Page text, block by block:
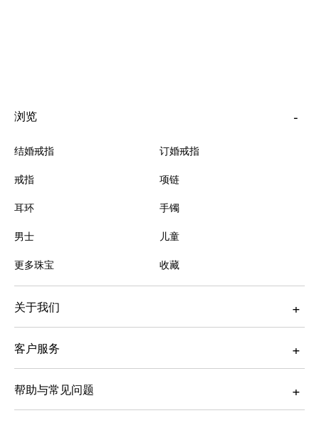
浏览
结婚戒指
订婚戒指
戒指
项链
耳环
手镯
男士
儿童
更多珠宝
收藏
关于我们
客户服务
帮助与常见问题